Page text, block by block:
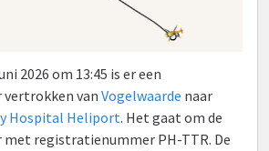
2026 om 13:45 is er een
van Vogelwaarde naar
Hospital Heliport. Het gaat om de
registratienummer PH-TTR. De